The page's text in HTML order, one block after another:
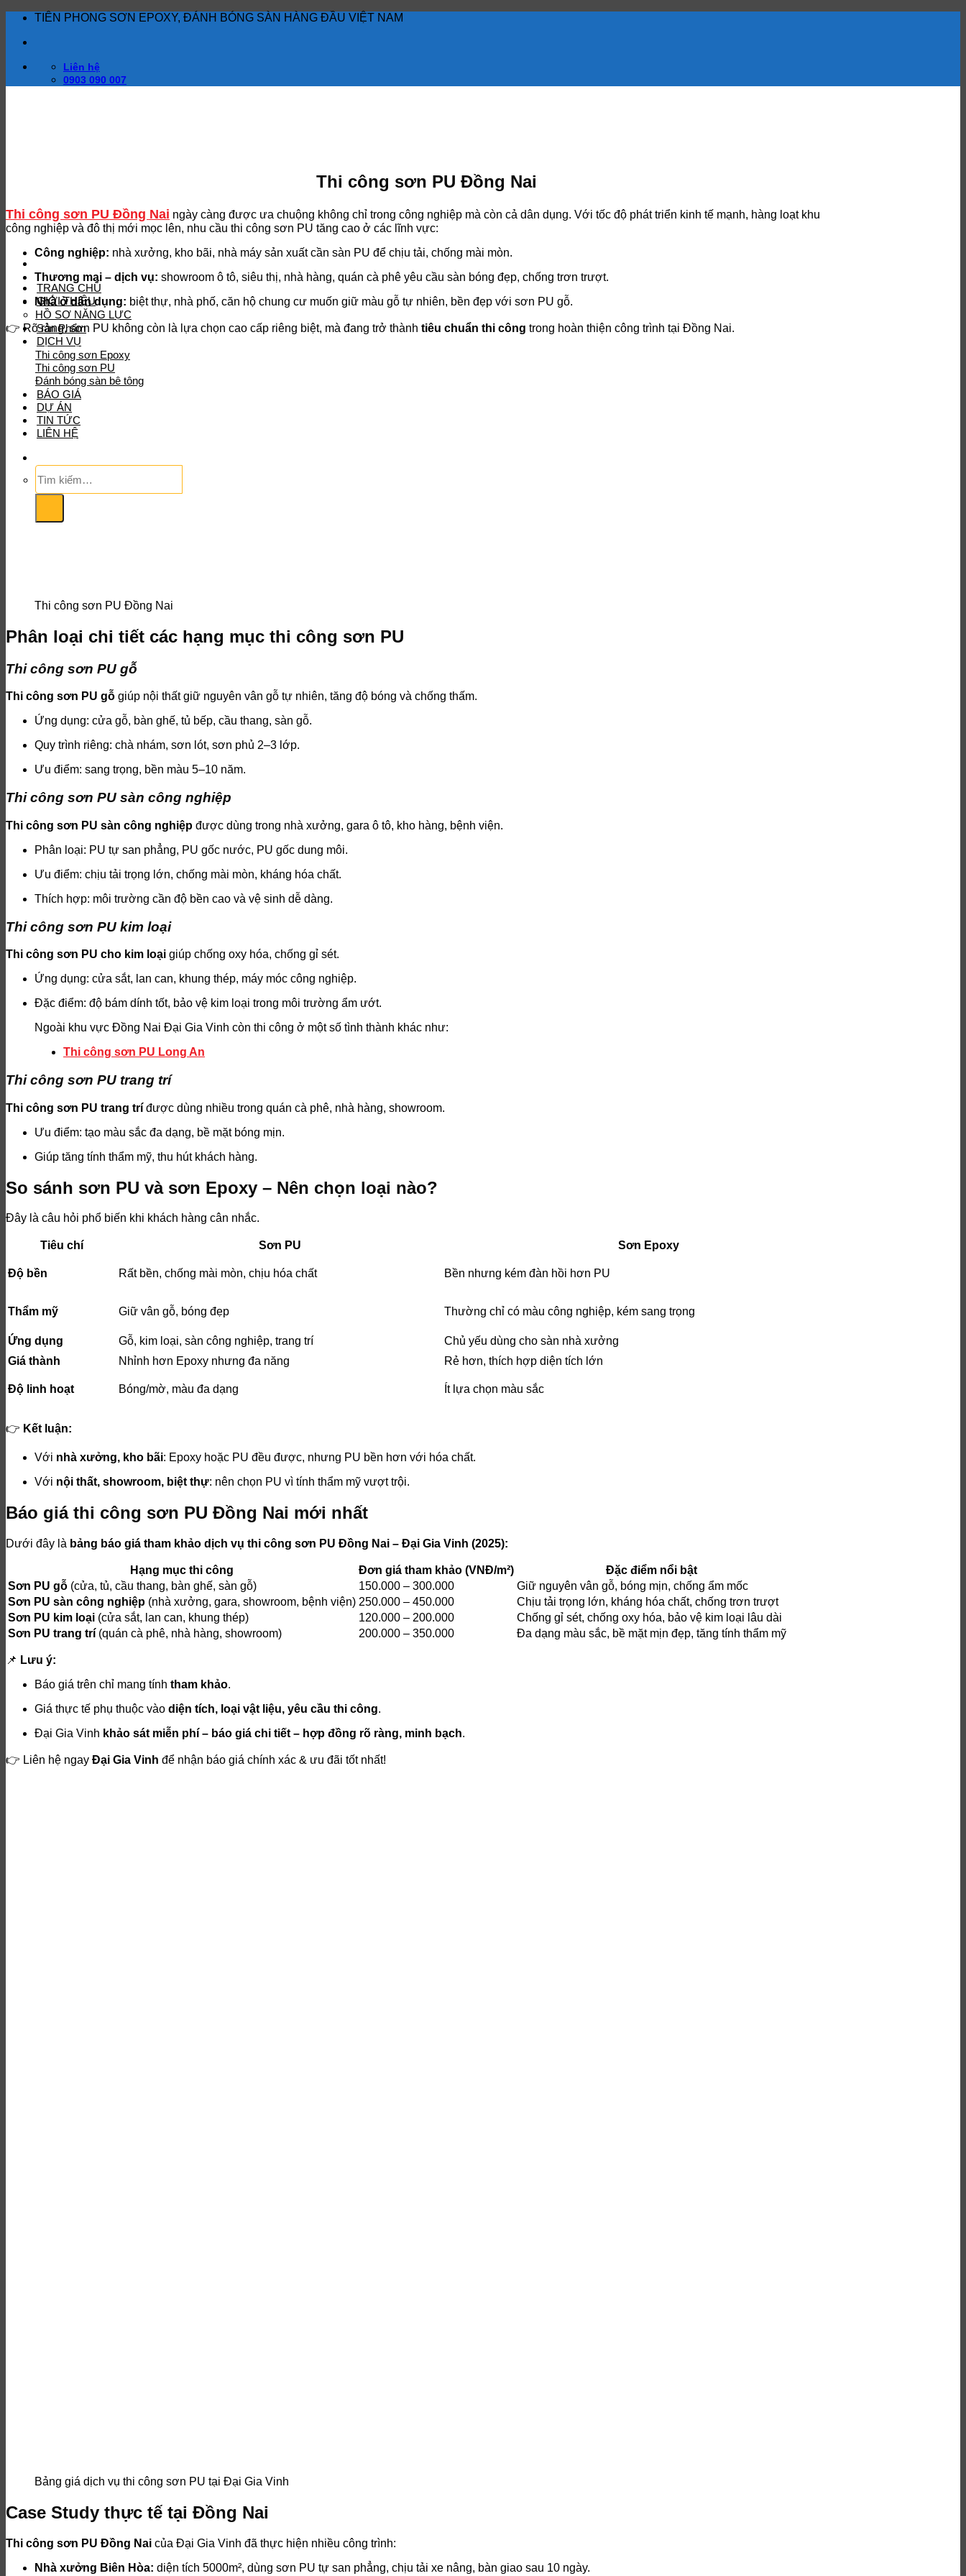
TIÊN PHONG SƠN EPOXY, ĐÁNH BÓNG SÀN HÀNG ĐẦU VIỆT NAM
Liên hệ
0903 090 007
TRANG CHỦ
GIỚI THIỆU
HỒ SƠ NĂNG LỰC
Sản Phẩm
DỊCH VỤ
Thi công sơn Epoxy
Thi công sơn PU
Đánh bóng sàn bê tông
BÁO GIÁ
DỰ ÁN
TIN TỨC
LIÊN HỆ
Tìm
kiếm:
Thi công sơn PU Đồng Nai
Thi công sơn PU Đồng Nai ngày càng được ưa chuộng không chỉ trong công nghiệp mà còn cả dân dụng. Với tốc độ phát triển kinh tế mạnh, hàng loạt khu
công nghiệp và đô thị mới mọc lên, nhu cầu thi công sơn PU tăng cao ở các lĩnh vực:
Công nghiệp: nhà xưởng, kho bãi, nhà máy sản xuất cần sàn PU để chịu tải, chống mài mòn.
Thương mại – dịch vụ: showroom ô tô, siêu thị, nhà hàng, quán cà phê yêu cầu sàn bóng đẹp, chống trơn trượt.
Nhà ở dân dụng: biệt thự, nhà phố, căn hộ chung cư muốn giữ màu gỗ tự nhiên, bền đẹp với sơn PU gỗ.
👉 Rõ ràng, sơn PU không còn là lựa chọn cao cấp riêng biệt, mà đang trở thành tiêu chuẩn thi công trong hoàn thiện công trình tại Đồng Nai.
Thi công sơn PU Đồng Nai
Phân loại chi tiết các hạng mục thi công sơn PU
Thi công sơn PU gỗ
Thi công sơn PU gỗ giúp nội thất giữ nguyên vân gỗ tự nhiên, tăng độ bóng và chống thấm.
Ứng dụng: cửa gỗ, bàn ghế, tủ bếp, cầu thang, sàn gỗ.
Quy trình riêng: chà nhám, sơn lót, sơn phủ 2–3 lớp.
Ưu điểm: sang trọng, bền màu 5–10 năm.
Thi công sơn PU sàn công nghiệp
Thi công sơn PU sàn công nghiệp được dùng trong nhà xưởng, gara ô tô, kho hàng, bệnh viện.
Phân loại: PU tự san phẳng, PU gốc nước, PU gốc dung môi.
Ưu điểm: chịu tải trọng lớn, chống mài mòn, kháng hóa chất.
Thích hợp: môi trường cần độ bền cao và vệ sinh dễ dàng.
Thi công sơn PU kim loại
Thi công sơn PU cho kim loại giúp chống oxy hóa, chống gỉ sét.
Ứng dụng: cửa sắt, lan can, khung thép, máy móc công nghiệp.
Đặc điểm: độ bám dính tốt, bảo vệ kim loại trong môi trường ẩm ướt.
Ngoài khu vực Đồng Nai Đại Gia Vinh còn thi công ở một số tình thành khác như:
Thi công sơn PU Long An
Thi công sơn PU trang trí
Thi công sơn PU trang trí được dùng nhiều trong quán cà phê, nhà hàng, showroom.
Ưu điểm: tạo màu sắc đa dạng, bề mặt bóng mịn.
Giúp tăng tính thẩm mỹ, thu hút khách hàng.
So sánh sơn PU và sơn Epoxy – Nên chọn loại nào?
Đây là câu hỏi phổ biến khi khách hàng cân nhắc.
Tiêu chí Sơn PU Sơn Epoxy
Độ bền Rất bền, chống mài mòn, chịu hóa chất Bền nhưng kém đàn hồi hơn PU
Thẩm mỹ Giữ vân gỗ, bóng đẹp Thường chỉ có màu công nghiệp, kém sang trọng
Ứng dụng Gỗ, kim loại, sàn công nghiệp, trang trí
Chủ yếu dùng cho sàn nhà xưởng
Giá thành
Nhỉnh hơn Epoxy nhưng đa năng Rẻ hơn, thích hợp diện tích lớn
Độ linh hoạt Bóng/mờ, màu đa dạng Ít lựa chọn màu sắc
👉 Kết luận:
Với nhà xưởng, kho bãi: Epoxy hoặc PU đều được, nhưng PU bền hơn với hóa chất.
Với nội thất, showroom, biệt thự: nên chọn PU vì tính thẩm mỹ vượt trội.
Báo giá thi công sơn PU Đồng Nai mới nhất
Dưới đây là bảng báo giá tham khảo dịch vụ thi công sơn PU Đồng Nai – Đại Gia Vinh (2025):
Hạng mục thi công Đơn giá tham khảo (VNĐ/m²)
Đặc điểm nổi bật
Sơn PU gỗ (cửa, tủ, cầu thang, bàn ghế, sàn gỗ) 150.000 – 300.000
Giữ nguyên vân gỗ, bóng mịn, chống ẩm mốc
Sơn PU sàn công nghiệp (nhà xưởng, gara, showroom, bệnh viện) 250.000 – 450.000
Chịu tải trọng lớn, kháng hóa chất, chống trơn trượt
Sơn PU kim loại (cửa sắt, lan can, khung thép) 120.000 – 200.000
Chống gỉ sét, chống oxy hóa, bảo vệ kim loại lâu dài
Sơn PU trang trí (quán cà phê, nhà hàng, showroom) 200.000 – 350.000 Đa dạng màu sắc, bề mặt mịn đẹp, tăng tính thẩm mỹ
📌 Lưu ý:
Báo giá trên chỉ mang tính tham khảo.
Giá thực tế phụ thuộc vào diện tích, loại vật liệu, yêu cầu thi công.
Đại Gia Vinh khảo sát miễn phí – báo giá chi tiết – hợp đồng rõ ràng, minh bạch.
👉 Liên hệ ngay Đại Gia Vinh để nhận báo giá chính xác & ưu đãi tốt nhất!
Bảng giá dịch vụ thi công sơn PU tại Đại Gia Vinh
Case Study thực tế tại Đồng Nai
Thi công sơn PU Đồng Nai của Đại Gia Vinh đã thực hiện nhiều công trình:
Nhà xưởng Biên Hòa: diện tích 5000m², dùng sơn PU tự san phẳng, chịu tải xe nâng, bàn giao sau 10 ngày.